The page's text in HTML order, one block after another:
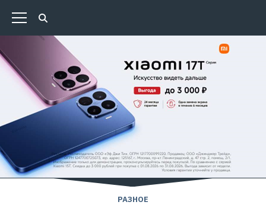
РАЗНОЕ